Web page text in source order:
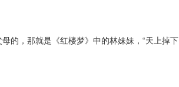
的，那就是《红楼梦》中的林妹妹，“天上掉下